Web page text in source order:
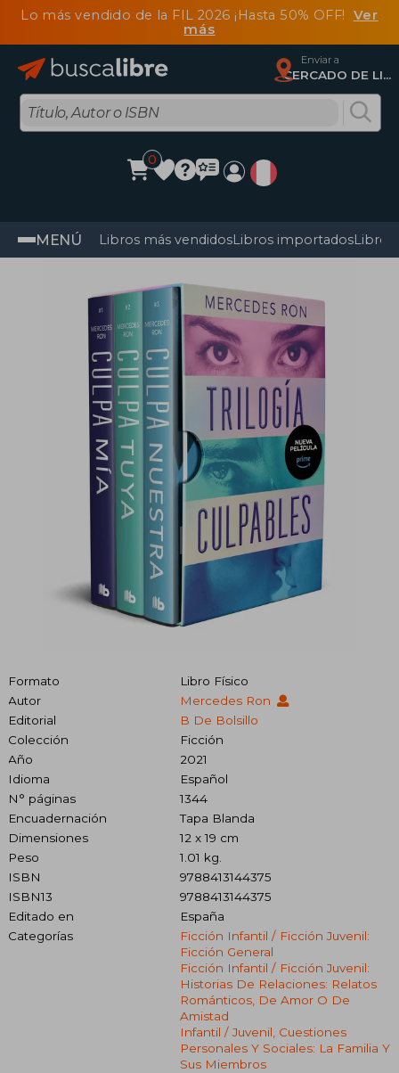
Lo más vendido de la FIL 2026 ¡Hasta 50% OFF! Ver
más
Enviar a
CERCADO DE LIMA, Lima
0
MENÚ Libros más vendidosLibros importadosLibros
Formato
Libro Físico
Autor
Mercedes Ron
Editorial
B De Bolsillo
Colección
Ficción
Año
2021
Idioma
Español
N° páginas
1344
Encuadernación
Tapa Blanda
Dimensiones
12 x 19 cm
Peso
1.01 kg.
ISBN
9788413144375
ISBN13
9788413144375
Editado en
España
Categorías
Ficción Infantil / Ficción Juvenil:
Ficción General
Ficción Infantil / Ficción Juvenil:
Historias De Relaciones: Relatos
Románticos, De Amor O De
Amistad
Infantil / Juvenil, Cuestiones
Personales Y Sociales: La Familia Y
Sus Miembros